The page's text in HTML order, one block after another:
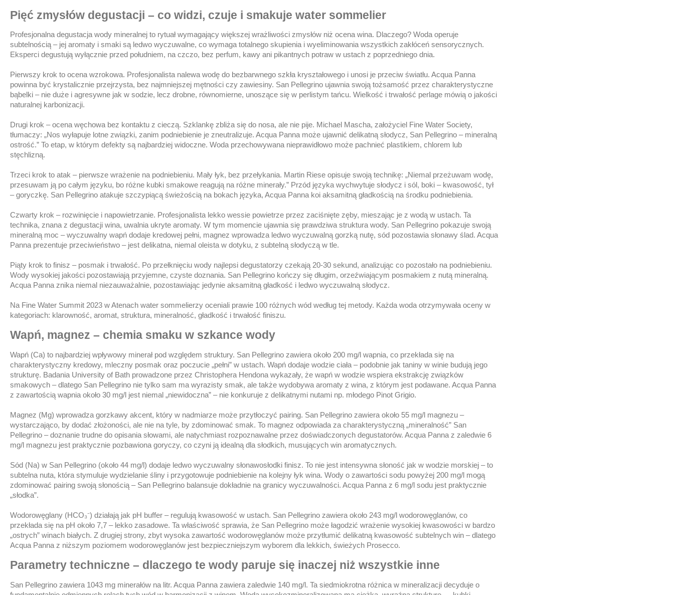
Pięć zmysłów degustacji – co widzi, czuje i smakuje water sommelier
Profesjonalna degustacja wody mineralnej to rytuał wymagający większej wrażliwości zmysłów niż ocena wina. Dlaczego? Woda operuje
subtelnością – jej aromaty i smaki są ledwo wyczuwalne, co wymaga totalnego skupienia i wyeliminowania wszystkich zakłóceń sensorycznych.
Eksperci degustują wyłącznie przed południem, na czczo, bez perfum, kawy ani pikantnych potraw w ustach z poprzedniego dnia.
Pierwszy krok to ocena wzrokowa. Profesjonalista nalewa wodę do bezbarwnego szkła kryształowego i unosi je przeciw światłu. Acqua Panna
powinna być krystalicznie przejrzysta, bez najmniejszej mętności czy zawiesiny. San Pellegrino ujawnia swoją tożsamość przez charakterystyczne
bąbelki – nie duże i agresywne jak w sodzie, lecz drobne, równomierne, unoszące się w perlistym tańcu. Wielkość i trwałość perlage mówią o jakości
naturalnej karbonizacji.
Drugi krok – ocena węchowa bez kontaktu z cieczą. Szklankę zbliża się do nosa, ale nie pije. Michael Mascha, założyciel Fine Water Society,
tłumaczy: „Nos wyłapuje lotne związki, zanim podniebienie je zneutralizuje. Acqua Panna może ujawnić delikatną słodycz, San Pellegrino – mineralną
ostrość.” To etap, w którym defekty są najbardziej widoczne. Woda przechowywana nieprawidłowo może pachnieć plastikiem, chlorem lub
stęchlizną.
Trzeci krok to atak – pierwsze wrażenie na podniebieniu. Mały łyk, bez przełykania. Martin Riese opisuje swoją technikę: „Niemal przeżuwam wodę,
przesuwam ją po całym języku, bo różne kubki smakowe reagują na różne minerały.” Przód języka wychwytuje słodycz i sól, boki – kwasowość, tył
– goryczkę. San Pellegrino atakuje szczypiącą świeżością na bokach języka, Acqua Panna koi aksamitną gładkością na środku podniebienia.
Czwarty krok – rozwinięcie i napowietrzanie. Profesjonalista lekko wessie powietrze przez zaciśnięte zęby, mieszając je z wodą w ustach. Ta
technika, znana z degustacji wina, uwalnia ukryte aromaty. W tym momencie ujawnia się prawdziwa struktura wody. San Pellegrino pokazuje swoją
mineralną moc – wyczuwalny wapń dodaje kredowej pełni, magnez wprowadza ledwo wyczuwalną gorzką nutę, sód pozostawia słonawy ślad. Acqua
Panna prezentuje przeciwieństwo – jest delikatna, niemal oleista w dotyku, z subtelną słodyczą w tle.
Piąty krok to finisz – posmak i trwałość. Po przełknięciu wody najlepsi degustatorzy czekają 20-30 sekund, analizując co pozostało na podniebieniu.
Wody wysokiej jakości pozostawiają przyjemne, czyste doznania. San Pellegrino kończy się długim, orzeźwiającym posmakiem z nutą mineralną.
Acqua Panna znika niemal niezauważalnie, pozostawiając jedynie aksamitną gładkość i ledwo wyczuwalną słodycz.
Na Fine Water Summit 2023 w Atenach water sommelierzy oceniali prawie 100 różnych wód według tej metody. Każda woda otrzymywała oceny w
kategoriach: klarowność, aromat, struktura, mineralność, gładkość i trwałość finiszu.
Wapń, magnez – chemia smaku w szkance wody
Wapń (Ca) to najbardziej wpływowy minerał pod względem struktury. San Pellegrino zawiera około 200 mg/l wapnia, co przekłada się na
charakterystyczny kredowy, mleczny posmak oraz poczucie „pełni” w ustach. Wapń dodaje wodzie ciała – podobnie jak taniny w winie budują jego
strukturę. Badania University of Bath prowadzone przez Christophera Hendona wykazały, że wapń w wodzie wspiera ekstrakcję związków
smakowych – dlatego San Pellegrino nie tylko sam ma wyrazisty smak, ale także wydobywa aromaty z wina, z którym jest podawane. Acqua Panna
z zawartością wapnia około 30 mg/l jest niemal „niewidoczna” – nie konkuruje z delikatnymi nutami np. młodego Pinot Grigio.
Magnez (Mg) wprowadza gorzkawy akcent, który w nadmiarze może przytłoczyć pairing. San Pellegrino zawiera około 55 mg/l magnezu –
wystarczająco, by dodać złożoności, ale nie na tyle, by zdominować smak. To magnez odpowiada za charakterystyczną „mineralność” San
Pellegrino – doznanie trudne do opisania słowami, ale natychmiast rozpoznawalne przez doświadczonych degustatorów. Acqua Panna z zaledwie 6
mg/l magnezu jest praktycznie pozbawiona goryczy, co czyni ją idealną dla słodkich, musujących win aromatycznych.
Sód (Na) w San Pellegrino (około 44 mg/l) dodaje ledwo wyczuwalny słonawosłodki finisz. To nie jest intensywna słoność jak w wodzie morskiej – to
subtelna nuta, która stymuluje wydzielanie śliny i przygotowuje podniebienie na kolejny łyk wina. Wody o zawartości sodu powyżej 200 mg/l mogą
zdominować pairing swoją słonością – San Pellegrino balansuje dokładnie na granicy wyczuwalności. Acqua Panna z 6 mg/l sodu jest praktycznie
„słodka”.
Wodorowęglany (HCO₃⁻) działają jak pH buffer – regulują kwasowość w ustach. San Pellegrino zawiera około 243 mg/l wodorowęglanów, co
przekłada się na pH około 7,7 – lekko zasadowe. Ta właściwość sprawia, że San Pellegrino może łagodzić wrażenie wysokiej kwasowości w bardzo
„ostrych” winach białych. Z drugiej strony, zbyt wysoka zawartość wodorowęglanów może przytłumić delikatną kwasowość subtelnych win – dlatego
Acqua Panna z niższym poziomem wodorowęglanów jest bezpieczniejszym wyborem dla lekkich, świeżych Prosecco.
Parametry techniczne – dlaczego te wody paruje się inaczej niż wszystkie inne
San Pellegrino zawiera 1043 mg minerałów na litr. Acqua Panna zawiera zaledwie 140 mg/l. Ta siedmiokrotna różnica w mineralizacji decyduje o